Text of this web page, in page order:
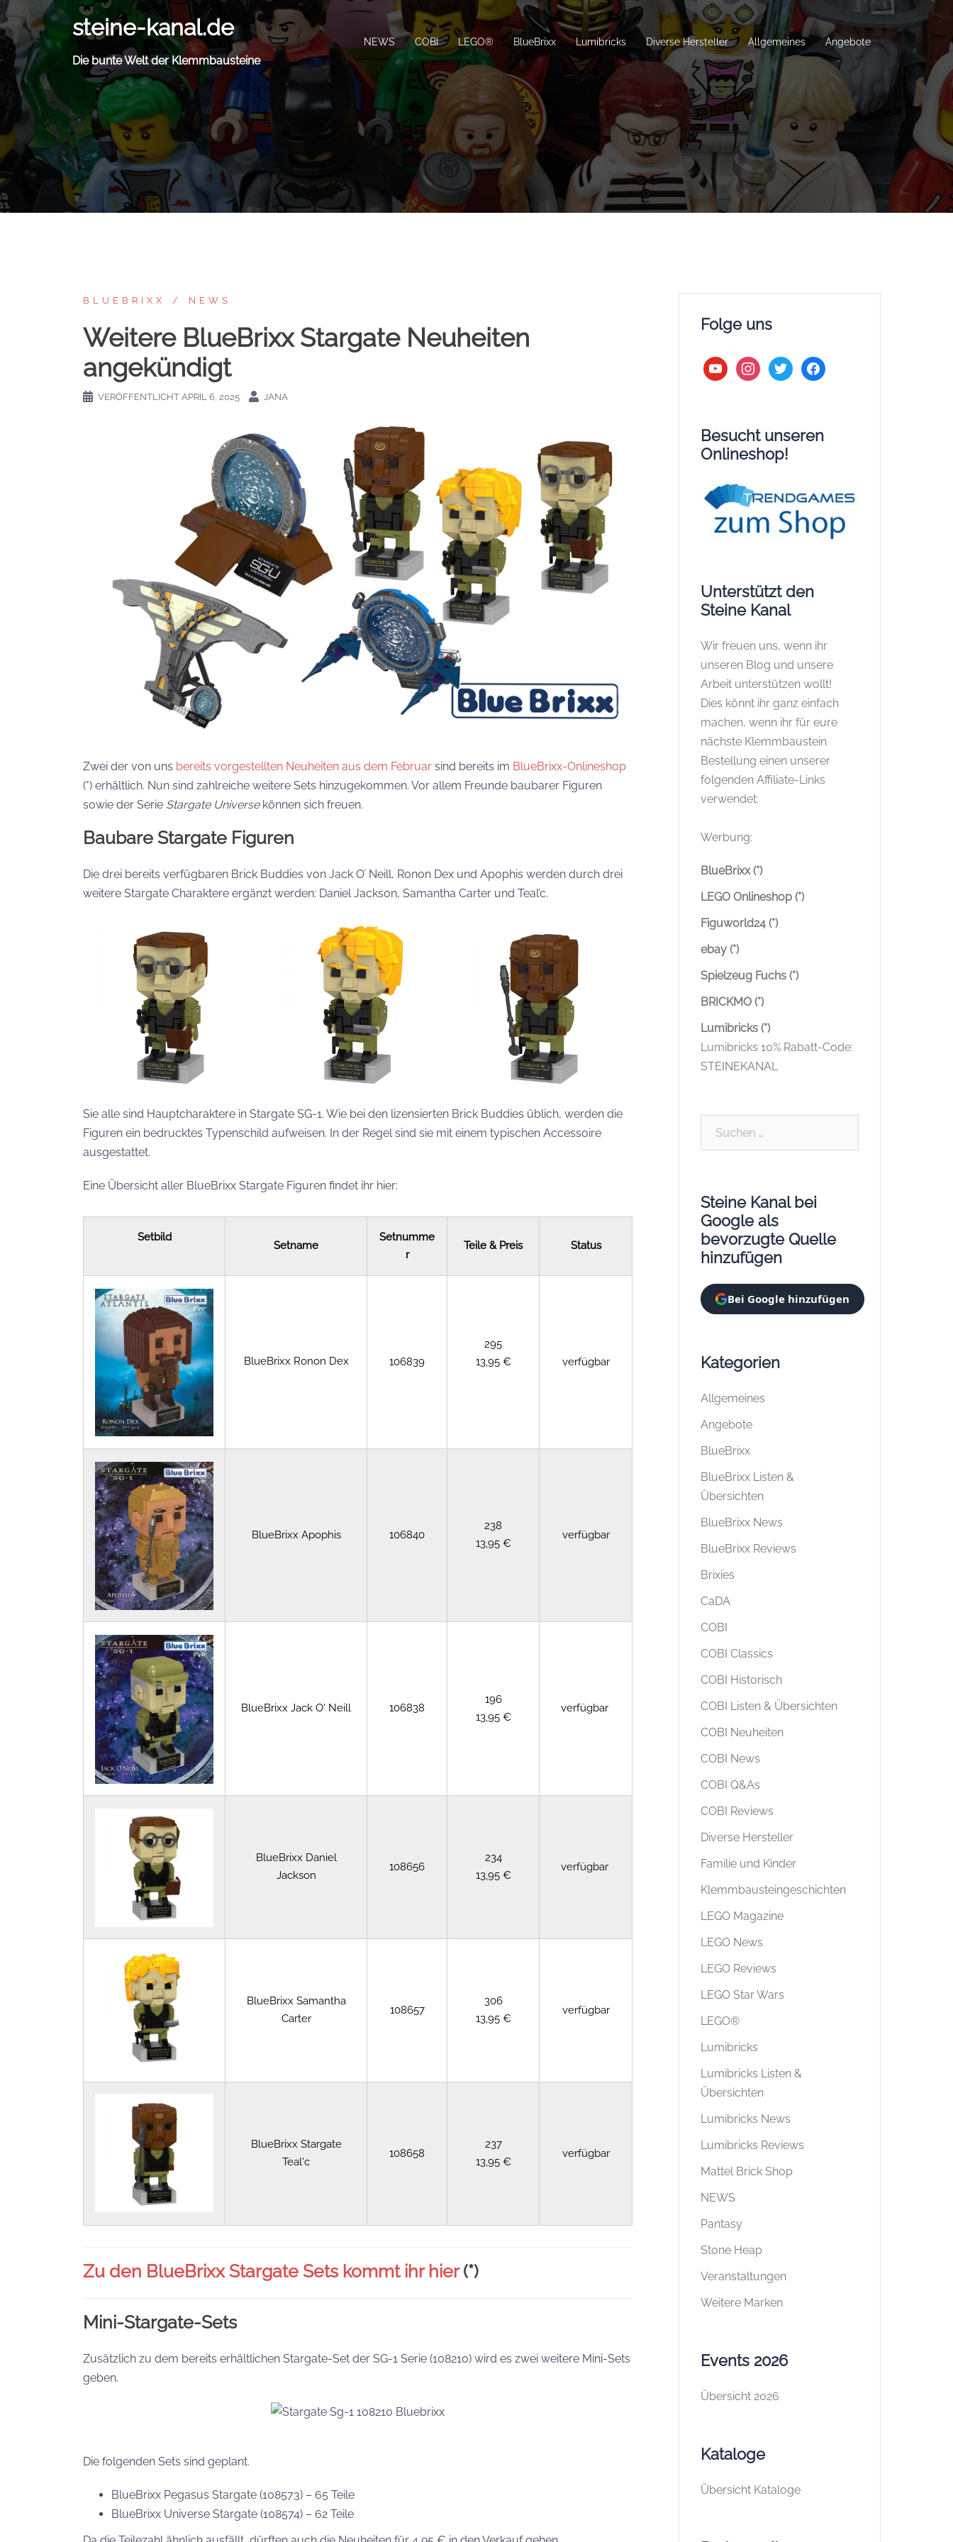
Zum
Inhalt
springen
steine-kanal.de
Die bunte Welt der Klemmbausteine
NEWS COBI LEGO® BlueBrixx Lumibricks Diverse Hersteller Allgemeines Angebote
BLUEBRIXX NEWS
Weitere BlueBrixx Stargate Neuheiten
angekündigt
VERÖFFENTLICHT APRIL 6, 2025 JANA
Zwei der von uns bereits vorgestellten Neuheiten aus dem Februar sind bereits im BlueBrixx-Onlineshop
(*) erhältlich. Nun sind zahlreiche weitere Sets hinzugekommen. Vor allem Freunde baubarer Figuren
sowie der Serie Stargate Universekönnen sich freuen.
Baubare Stargate Figuren
Die drei bereits verfügbaren Brick Buddies von Jack O’ Neill, Ronon Dex und Apophis werden durch drei
weitere Stargate Charaktere ergänzt werden: Daniel Jackson, Samantha Carter und Teal’c.
Sie alle sind Hauptcharaktere in Stargate SG-1. Wie bei den lizensierten Brick Buddies üblich, werden die
Figuren ein bedrucktes Typenschild aufweisen. In der Regel sind sie mit einem typischen Accessoire
ausgestattet.
Eine Übersicht aller BlueBrixx Stargate Figuren findet ihr hier:
Setbild
Setname
Setnumme
r
Teile & Preis Status
BlueBrixx Ronon Dex 106839
295
13,95 €
verfügbar
BlueBrixx Apophis 106840
238
13,95 €
verfügbar
BlueBrixx Jack O' Neill 106838
196
13,95 €
verfügbar
BlueBrixx Daniel
Jackson
108656
234
13,95 €
verfügbar
BlueBrixx Samantha
Carter
108657
306
13,95 €
verfügbar
BlueBrixx Stargate
Teal'c
108658
237
13,95 €
verfügbar
Zu den BlueBrixx Stargate Sets kommt ihr hier(*)
Mini-Stargate-Sets
Zusätzlich zu dem bereits erhältlichen Stargate-Set der SG-1 Serie (108210) wird es zwei weitere Mini-Sets
geben.
Die folgenden Sets sind geplant.
BlueBrixx Pegasus Stargate (108573) – 65 Teile
BlueBrixx Universe Stargate (108574) – 62 Teile
Folge uns
youtubeinstagram
twitter facebook
Besucht unseren
Onlineshop!
Unterstützt den
Steine Kanal
Wir freuen uns, wenn ihr
unseren Blog und unsere
Arbeit unterstützen wollt!
Dies könnt ihr ganz einfach
machen, wenn ihr für eure
nächste Klemmbaustein
Bestellung einen unserer
folgenden Affiliate-Links
verwendet:
Werbung:
BlueBrixx (*)
LEGO Onlineshop (*)
Figuworld24 (*)
ebay (*)
Spielzeug Fuchs (*)
BRICKMO (*)
Lumibricks (*)
Lumibricks 10% Rabatt-Code:
STEINEKANAL
Steine Kanal bei
Google als
bevorzugte Quelle
hinzufügen
Bei Google hinzufügen
Kategorien
Allgemeines
Angebote
BlueBrixx
BlueBrixx Listen &
Übersichten
BlueBrixx News
BlueBrixx Reviews
Brixies
CaDA
COBI
COBI Classics
COBI Historisch
COBI Listen & Übersichten
COBI Neuheiten
COBI News
COBI Q&As
COBI Reviews
Diverse Hersteller
Familie und Kinder
Klemmbausteingeschichten
LEGO Magazine
LEGO News
LEGO Reviews
LEGO Star Wars
LEGO®
Lumibricks
Lumibricks Listen &
Übersichten
Lumibricks News
Lumibricks Reviews
Mattel Brick Shop
NEWS
Pantasy
Stone Heap
Veranstaltungen
Weitere Marken
Events 2026
Übersicht 2026
Kataloge
Übersicht Kataloge